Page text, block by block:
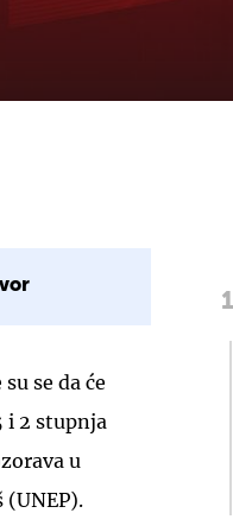
se da će
i 2 stupnja
u